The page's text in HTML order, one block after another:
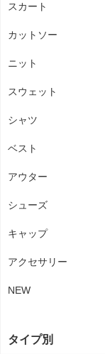
スカート
カットソー
ニット
スウェット
シャツ
ベスト
アウター
シューズ
キャップ
アクセサリー
NEW
タイプ別